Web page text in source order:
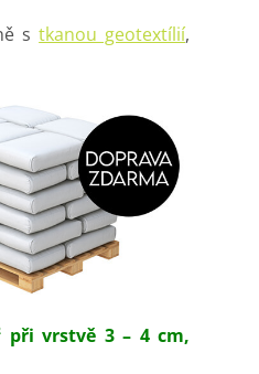
stkanou geotextílií,
při vrstvě 3 – 4 cm,